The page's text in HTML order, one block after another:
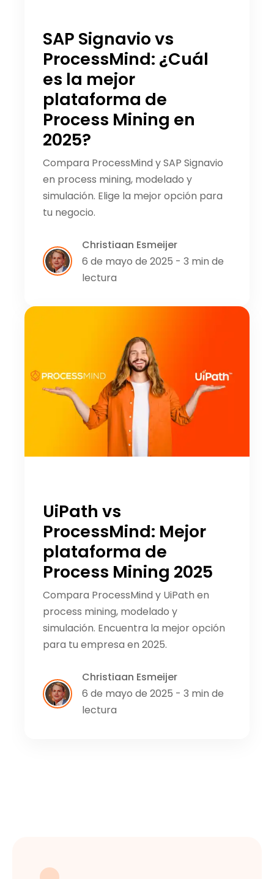
SAP Signavio vs
ProcessMind: ¿Cuál
es la mejor
plataforma de
Process Mining en
2025?
Compara ProcessMind y SAP Signavio
en process mining, modelado y
simulación. Elige la mejor opción para
tu negocio.
Christiaan Esmeijer
6 de mayo de 2025 - 3 min de
lectura
UiPath vs
ProcessMind: Mejor
plataforma de
Process Mining 2025
Compara ProcessMind y UiPath en
process mining, modelado y
simulación. Encuentra la mejor opción
para tu empresa en 2025.
Christiaan Esmeijer
6 de mayo de 2025 - 3 min de
lectura